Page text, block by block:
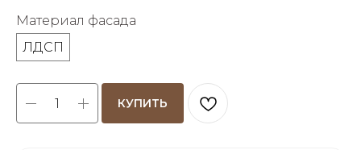
Материал фасада
ЛДСП
КУПИТЬ